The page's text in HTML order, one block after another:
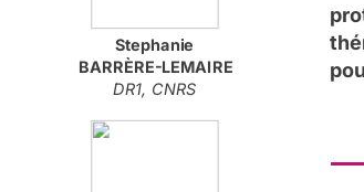
Stephanie
BARRÈRE-LEMAIRE
DR1, CNRS